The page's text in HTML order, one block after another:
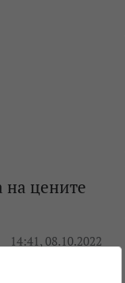
на цените
14:41, 08.10.2022